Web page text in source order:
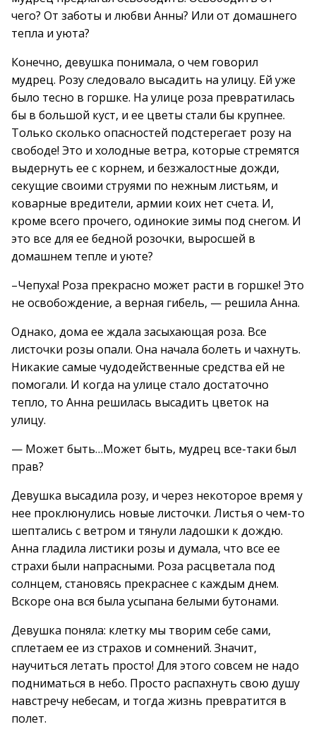
чего? От заботы и любви Анны? Или от домашнего
тепла и уюта?
Конечно, девушка понимала, о чем говорил
мудрец. Розу следовало высадить на улицу. Ей уже
было тесно в горшке. На улице роза превратилась
бы в большой куст, и ее цветы стали бы крупнее.
Только сколько опасностей подстерегает розу на
свободе! Это и холодные ветра, которые стремятся
выдернуть ее с корнем, и безжалостные дожди,
секущие своими струями по нежным листьям, и
коварные вредители, армии коих нет счета. И,
кроме всего прочего, одинокие зимы под снегом. И
это все для ее бедной розочки, выросшей в
домашнем тепле и уюте?
–Чепуха! Роза прекрасно может расти в горшке! Это
не освобождение, а верная гибель, — решила Анна.
Однако, дома ее ждала засыхающая роза. Все
листочки розы опали. Она начала болеть и чахнуть.
Никакие самые чудодейственные средства ей не
помогали. И когда на улице стало достаточно
тепло, то Анна решилась высадить цветок на
улицу.
— Может быть…Может быть, мудрец все-таки был
прав?
Девушка высадила розу, и через некоторое время у
нее проклюнулись новые листочки. Листья о чем-то
шептались с ветром и тянули ладошки к дождю.
Анна гладила листики розы и думала, что все ее
страхи были напрасными. Роза расцветала под
солнцем, становясь прекраснее с каждым днем.
Вскоре она вся была усыпана белыми бутонами.
Девушка поняла: клетку мы творим себе сами,
сплетаем ее из страхов и сомнений. Значит,
научиться летать просто! Для этого совсем не надо
подниматься в небо. Просто распахнуть свою душу
навстречу небесам, и тогда жизнь превратится в
полет.